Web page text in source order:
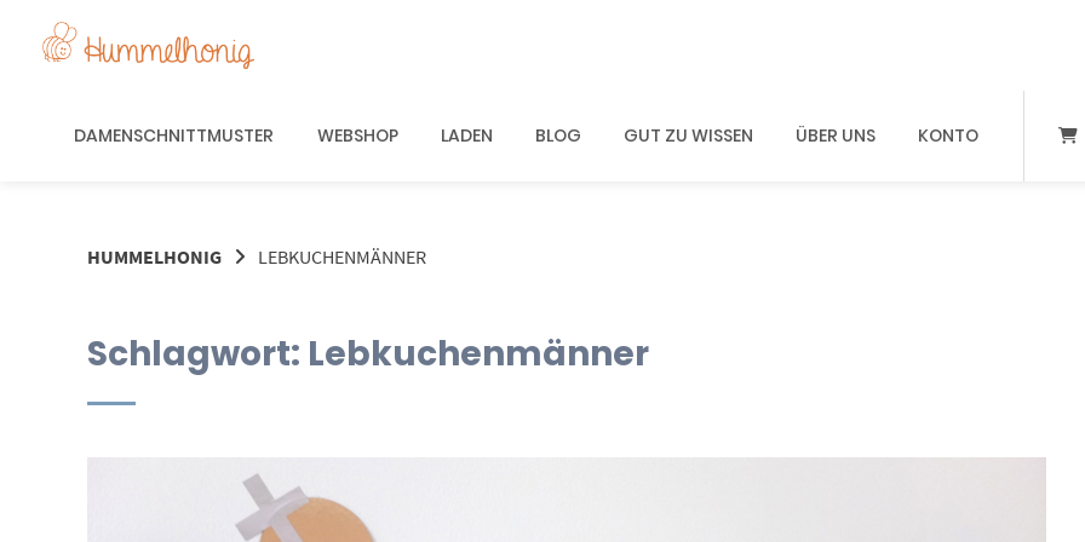
DAMENSCHNITTMUSTER WEBSHOP LADEN BLOG GUT ZU WISSEN ÜBER UNS KONTO
HUMMELHONIG LEBKUCHENMÄNNER
Schlagwort: Lebkuchenmänner